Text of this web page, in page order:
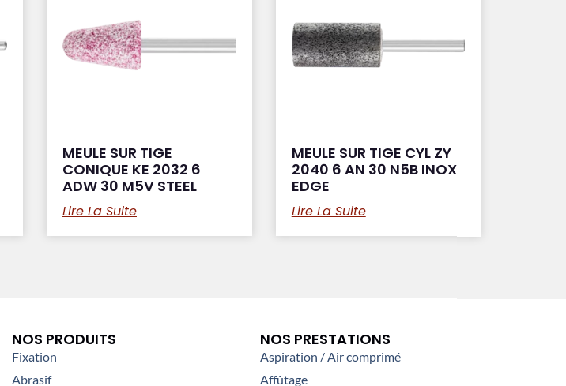
MEULE SUR TIGE
CONIQUE KE 2032 6
ADW 30 M5V STEEL
Lire La Suite
MEULE SUR TIGE CYL ZY
2040 6 AN 30 N5B INOX
EDGE
Lire La Suite
NOS PRODUITS
Fixation
Abrasif
NOS PRESTATIONS
Aspiration / Air comprimé
Affûtage